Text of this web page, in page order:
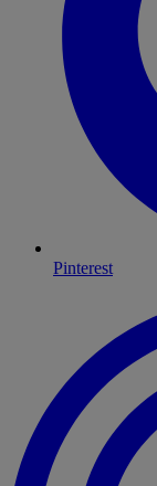
Pinterest